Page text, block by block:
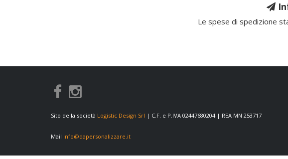
Le spese di spedizione
Sito della società Logistic Design Srl | C.F. e P.IVA 02447680204 | REA MN 253717
Mail info@dapersonalizzare.it